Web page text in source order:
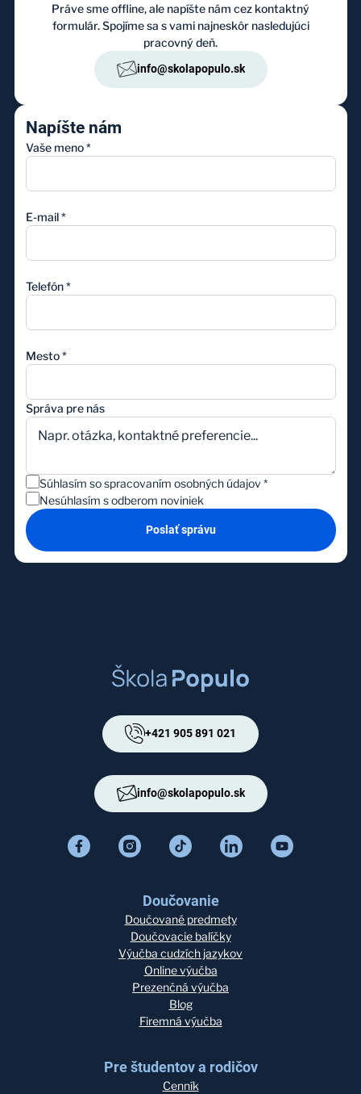
Práve sme offline, ale napíšte nám cez kontaktný
formulár. Spojíme sa s vami najneskôr nasledujúci
pracovný deň.
info@skolapopulo.sk
Napíšte nám
Vaše meno *
E-mail *
Telefón *
Mesto *
Správa pre nás
Súhlasím so spracovaním osobných údajov *
Nesúhlasím s odberom noviniek
Poslať správu
+421 905 891 021
info@skolapopulo.sk
Doučovanie
Doučované predmety
Doučovacie balíčky
Výučba cudzích jazykov
Online výučba
Prezenčná výučba
Blog
Firemná výučba
Pre študentov a rodičov
Cenník